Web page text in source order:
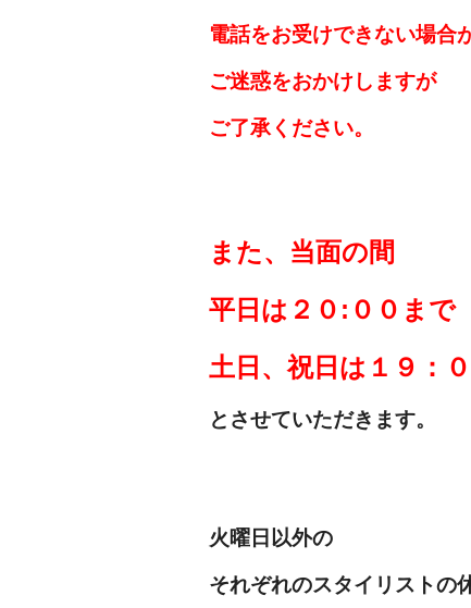
電話をお受けできない場合
ご迷惑をおかけしますが
ご了承ください。
また、当面の間
平日は２０:００まで
土日、祝日は １９：
とさせていただきます。
火曜日以外の
それぞれのスタイリストの